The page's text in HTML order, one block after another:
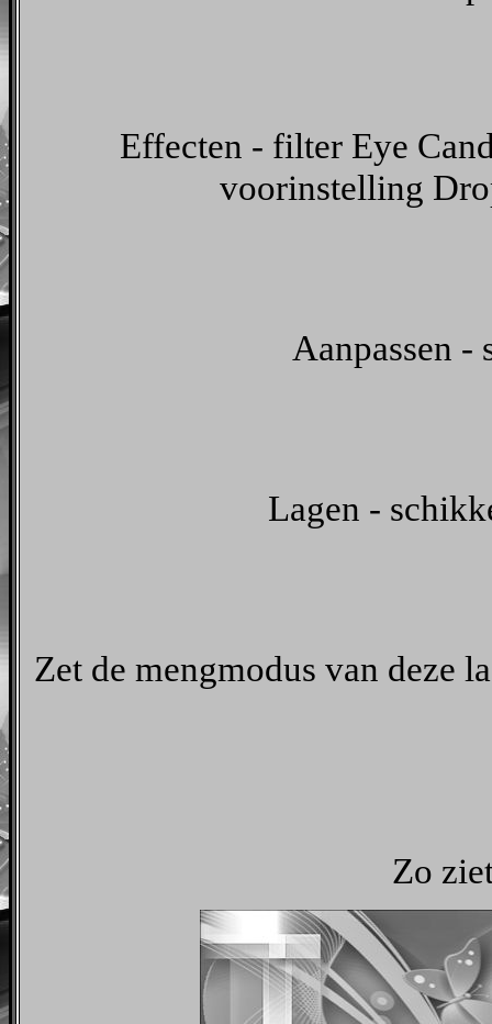
Effecten - filter Eye
voorinstelling
Aanpassen -
Lagen -
Zet de mengmodus van deze
Zo